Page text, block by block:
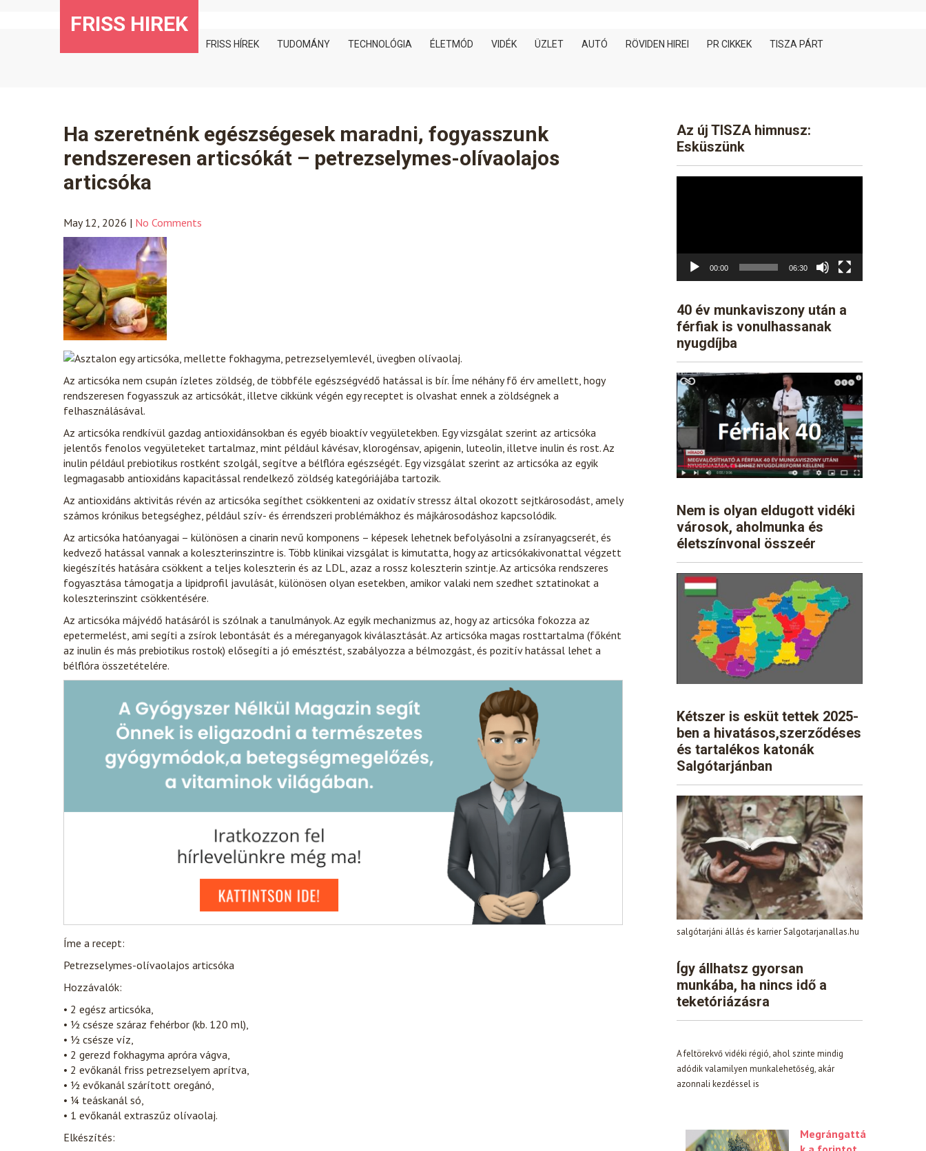
FRISS HIREK
FRISS HÍREK TUDOMÁNY TECHNOLÓGIA ÉLETMÓD VIDÉK ÜZLET AUTÓ RÖVIDEN HIREI PR CIKKEK TISZA PÁRT
Ha szeretnénk egészségesek maradni, fogyasszunk
rendszeresen articsókát – petrezselymes-olívaolajos
articsóka
May 12, 2026 | No Comments
Az articsóka nem csupán ízletes zöldség, de többféle egészségvédő hatással is bír. Íme néhány fő érv amellett, hogy
rendszeresen fogyasszuk az articsókát, illetve cikkünk végén egy receptet is olvashat ennek a zöldségnek a
felhasználásával.
Az articsóka rendkívül gazdag antioxidánsokban és egyéb bioaktív vegyületekben. Egy vizsgálat szerint az articsóka
jelentős fenolos vegyületeket tartalmaz, mint például kávésav, klorogénsav, apigenin, luteolin, illetve inulin és rost. Az
inulin például prebiotikus rostként szolgál, segítve a bélflóra egészségét. Egy vizsgálat szerint az articsóka az egyik
legmagasabb antioxidáns kapacitással rendelkező zöldség kategóriájába tartozik.
Az antioxidáns aktivitás révén az articsóka segíthet csökkenteni az oxidatív stressz által okozott sejtkárosodást, amely
számos krónikus betegséghez, például szív- és érrendszeri problémákhoz és májkárosodáshoz kapcsolódik.
Az articsóka hatóanyagai – különösen a cinarin nevű komponens – képesek lehetnek befolyásolni a zsíranyagcserét, és
kedvező hatással vannak a koleszterinszintre is. Több klinikai vizsgálat is kimutatta, hogy az articsókakivonattal végzett
kiegészítés hatására csökkent a teljes koleszterin és az LDL, azaz a rossz koleszterin szintje. Az articsóka rendszeres
fogyasztása támogatja a lipidprofil javulását, különösen olyan esetekben, amikor valaki nem szedhet sztatinokat a
koleszterinszint csökkentésére.
Az articsóka májvédő hatásáról is szólnak a tanulmányok. Az egyik mechanizmus az, hogy az articsóka fokozza az
epetermelést, ami segíti a zsírok lebontását és a méreganyagok kiválasztását. Az articsóka magas rosttartalma (főként
az inulin és más prebiotikus rostok) elősegíti a jó emésztést, szabályozza a bélmozgást, és pozitív hatással lehet a
bélflóra összetételére.
Íme a recept:
Petrezselymes-olívaolajos articsóka
Hozzávalók:
• 2 egész articsóka,
• ½ csésze száraz fehérbor (kb. 120 ml),
• ½ csésze víz,
• 2 gerezd fokhagyma apróra vágva,
• 2 evőkanál friss petrezselyem aprítva,
• ½ evőkanál szárított oregánó,
• ¼ teáskanál só,
• 1 evőkanál extraszűz olívaolaj.
Elkészítés:
Az új TISZA himnusz:
Esküszünk
00:00 06:30
40 év munkaviszony után a
férfiak is vonulhassanak
nyugdíjba
Nem is olyan eldugott vidéki
városok, aholmunka és
életszínvonal összeér
Kétszer is esküt tettek 2025-
ben a hivatásos,szerződéses
és tartalékos katonák
Salgótarjánban
salgótarjáni állás és karrier Salgotarjanallas.hu
Így állhatsz gyorsan
munkába, ha nincs idő a
teketóriázásra
A feltörekvő vidéki régió, ahol szinte mindig
adódik valamilyen munkalehetőség, akár
azonnali kezdéssel is
Megrángattá